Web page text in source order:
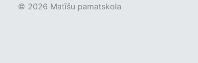
© 2026 Matīšu pamatskola